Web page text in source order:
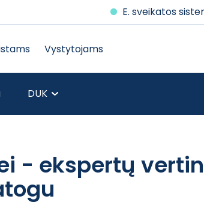
E. sveikatos
Vystytojams
DUK
- ekspertų